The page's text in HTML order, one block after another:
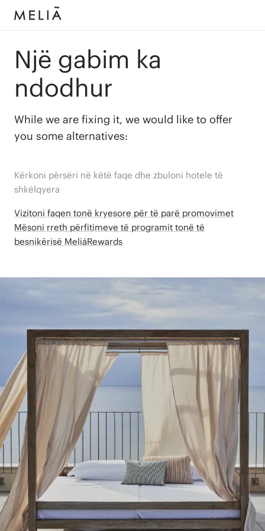
Një gabim ka
ndodhur
While we are fixing it, we would like to offer
you some alternatives:
Kërkoni përsëri në këtë faqe dhe zbuloni hotele të
shkëlqyera
Vizitoni faqen tonë kryesore për të parë promovimet
Mësoni rreth përfitimeve të programit tonë të
besnikërisë MeliáRewards